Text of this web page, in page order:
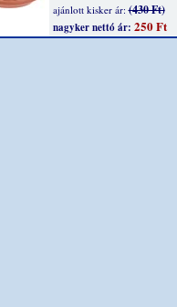
ajánlott kisker ár:(430 Ft)
nagyker nettó ár: 250 Ft